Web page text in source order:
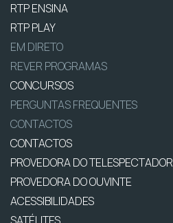
RTP ENSINA
RTP PLAY
EM DIRETO
REVER PROGRAMAS
CONCURSOS
PERGUNTAS FREQUENTES
CONTACTOS
CONTACTOS
PROVEDORA DO TELESPECTADOR
PROVEDORA DO OUVINTE
ACESSIBILIDADES